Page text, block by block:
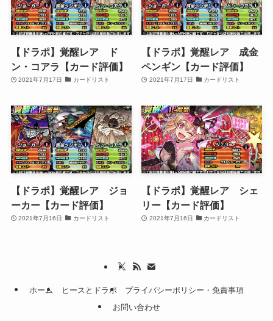
【ドラポ】覚醒レア ド
ン・コアラ【カード評価】
2021年7月17日 カードリスト
【ドラポ】覚醒レア 成金
ペンギン【カード評価】
2021年7月17日 カードリスト
【ドラポ】覚醒レア ジョ
ーカー【カード評価】
2021年7月16日 カードリスト
【ドラポ】覚醒レア シェ
リー【カード評価】
2021年7月16日 カードリスト
ホーム ヒースとドラポ
プライバシーポリシー・免責事項
お問い合わせ